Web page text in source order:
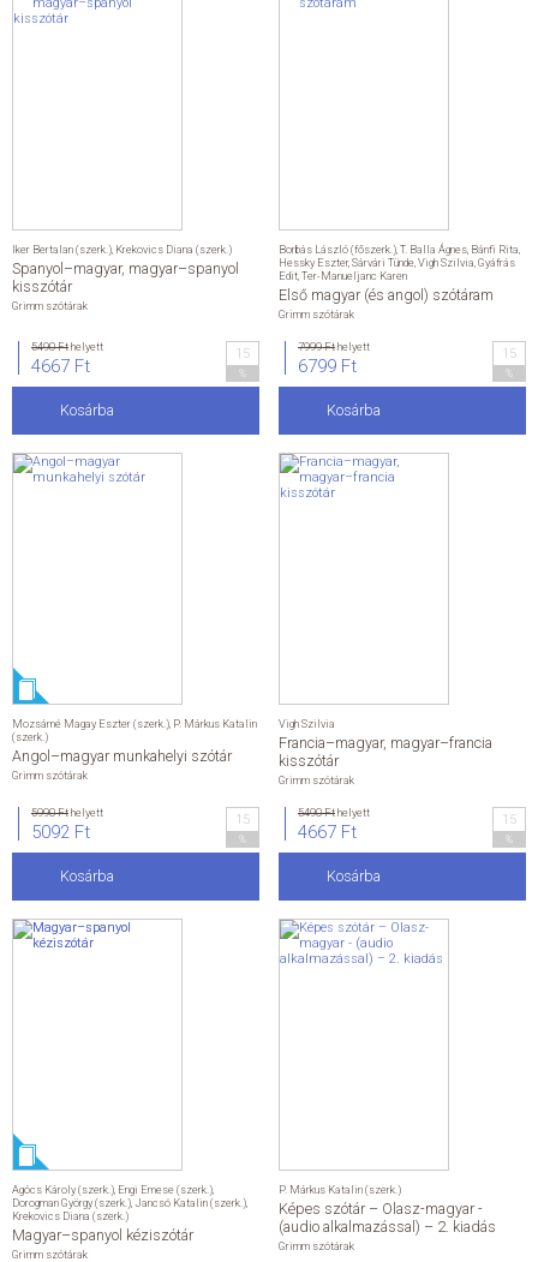
Iker Bertalan (szerk.) Krekovics Diana (szerk.)
Spanyol–magyar, magyar–spanyol
kisszótár
Grimm szótárak
5490 Fthelyett
4667 Ft
15
Kosárba
Borbás László (főszerk.) T. Balla Ágnes Bánfi Rita
Hessky Eszter,Sárvári Tünde Vigh Szilvia Gyáfrás
Edit Ter-Manueljanc Karen
Első magyar (és angol) szótáram
Grimm szótárak
7999 Fthelyett
6799 Ft
15
Kosárba
Mozsárné Magay Eszter (szerk.) P. Márkus Katalin
(szerk.)
Angol–magyar munkahelyi szótár
Grimm szótárak
5990 Fthelyett
5092 Ft
15
Kosárba
Vigh Szilvia
Francia–magyar, magyar–francia
kisszótár
Grimm szótárak
5490 Fthelyett
4667 Ft
15
Kosárba
Agócs Károly (szerk.) Engi Emese (szerk.)
Dorogman György (szerk.) Jancsó Katalin (szerk.)
Krekovics Diana (szerk.)
Magyar–spanyol kéziszótár
Grimm szótárak
P. Márkus Katalin (szerk.)
Képes szótár – Olasz-magyar -
(audio alkalmazással) – 2. kiadás
Grimm szótárak